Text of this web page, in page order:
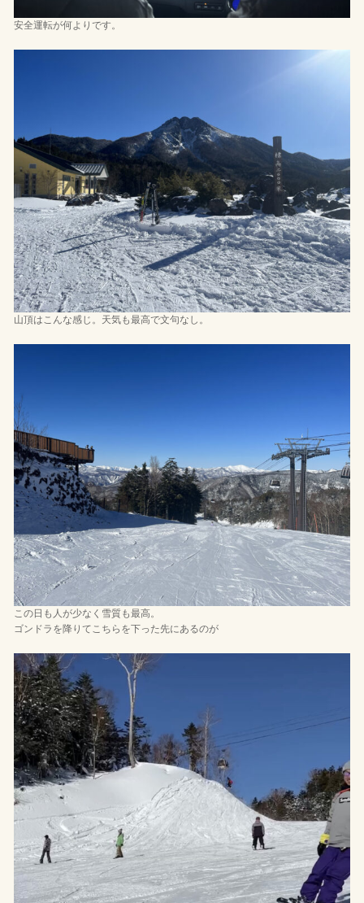
安全運転が何よりです。
山頂はこんな感じ。天気も最高で文句なし。
この日も人が少なく雪質も最高。
ゴンドラを降りてこちらを下った先にあるのが